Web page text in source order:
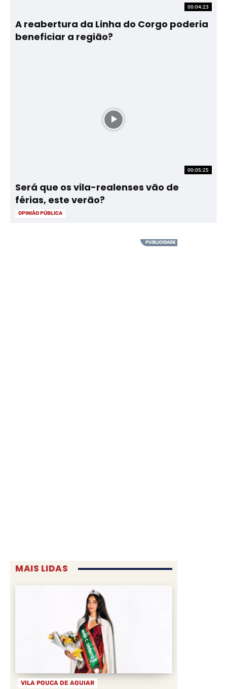
00:04:23
A reabertura da Linha do Corgo poderia
beneficiar a região?
00:05:25
Será que os vila-realenses vão de
férias, este verão?
OPINIÃO PÚBLICA
MAIS LIDAS
VILA POUCA DE AGUIAR